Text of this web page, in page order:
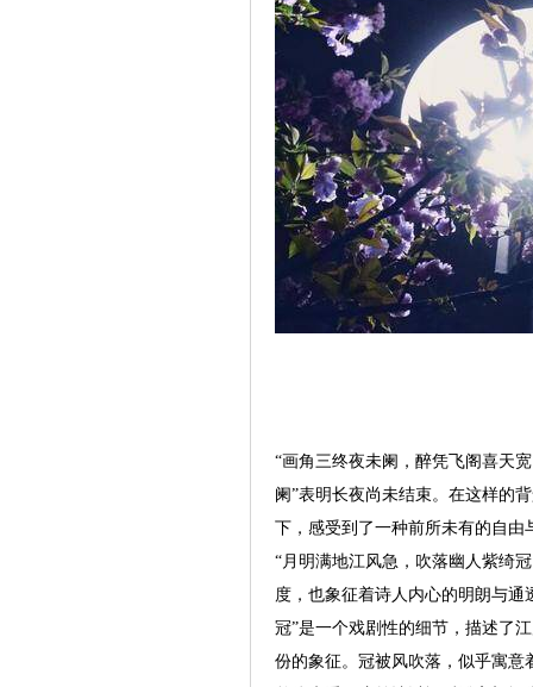
“画角三终夜未阑，醉凭飞阁喜天
阑”表明长夜尚未结束。在这样的
下，感受到了一种前所未有的自
“月明满地江风急，吹落幽人紫绮
度，也象征着诗人内心的明朗与通
冠”是一个戏剧性的细节，描述了
份的象征。冠被风吹落，似乎寓